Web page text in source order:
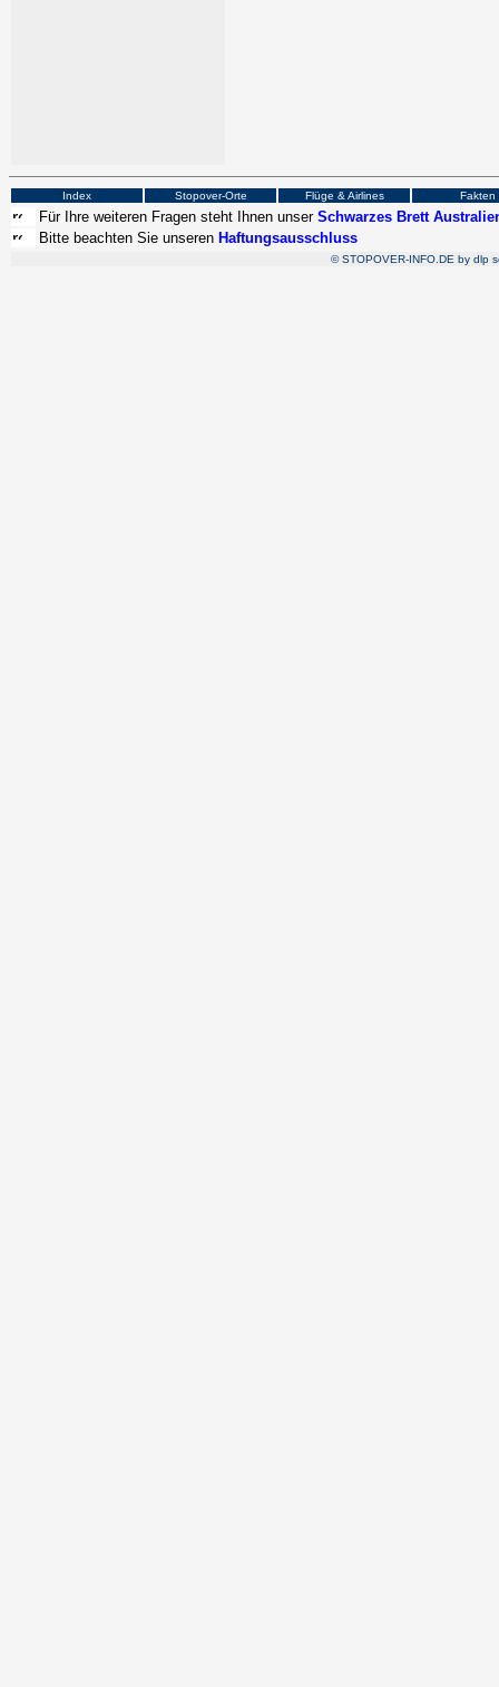
Index Stopover-Orte Flüge & Airlines Fakten
Für Ihre weiteren Fragen steht Ihnen unser Schwarzes Brett
Bitte beachten Sie unseren Haftungsausschluss
© STOPOVER-INFO.DE by dlp